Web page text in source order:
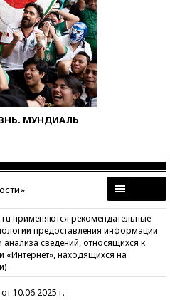
МУНДИАЛЬ
применяются рекомендательные
предоставления информации
сведений, относящихся к
«Интернет», находящихся на
10.06.2025 г.